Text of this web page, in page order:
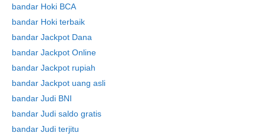
bandar Hoki BCA
bandar Hoki terbaik
bandar Jackpot Dana
bandar Jackpot Online
bandar Jackpot rupiah
bandar Jackpot uang asli
bandar Judi BNI
bandar Judi saldo gratis
bandar Judi terjitu